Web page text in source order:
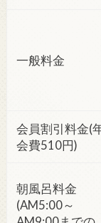
一般料金
会員割引料金(
会費510円)
朝風呂料金
(AM5:00～